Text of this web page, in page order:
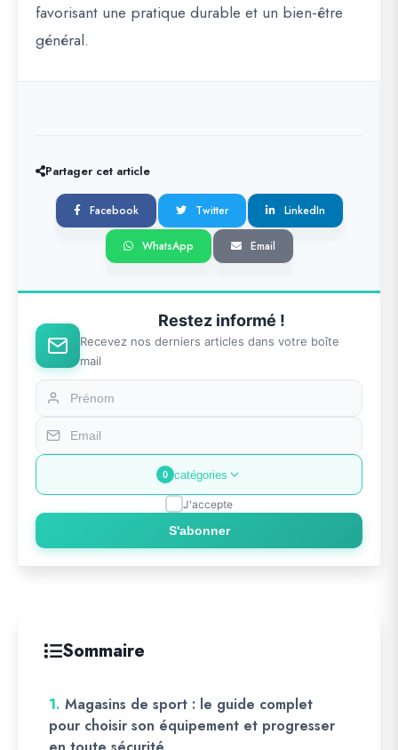
favorisant une pratique durable et un bien-être
général.
Partager cet article
Facebook Twitter LinkedIn
WhatsApp Email
Restez informé !
Recevez nos derniers articles dans votre boîte
mail
0 catégories
J'accepte
S'abonner
Sommaire
1. Magasins de sport : le guide complet
pour choisir son équipement et progresser